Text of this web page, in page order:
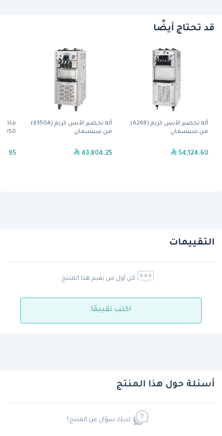
قد تحتاج أيضًا
آلة تحضير الآيس كريم (6268)
من سبيسمان
54,124.60
آلة تحضير الآيس كريم (6350A)
من سبيسمان
43,804.25
6350 تجارية احترافية
التقييمات
كن أول من يقيم هذا المنتج
اكتب تقييمًا
أسئلة حول هذا المنتج
لديك سؤال عن المنتج؟